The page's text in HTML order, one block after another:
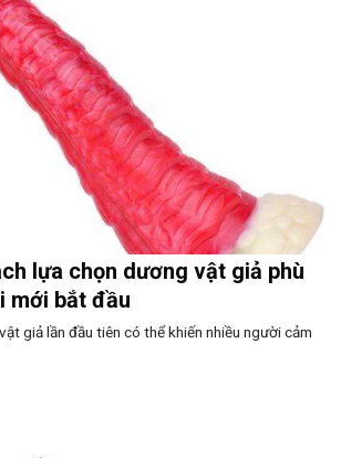
lựa chọn dương vật giả phù
mới bắt đầu
giả lần đầu tiên có thể khiến nhiều người cảm